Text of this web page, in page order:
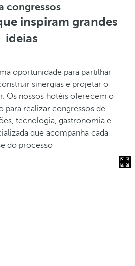
congressos
inspiram grandes
ideias
oportunidade para partilhar
sinergias e projetar o
Os nossos hotéis oferecem o
para realizar congressos de
tecnologia, gastronomia e
que acompanha cada
do processo